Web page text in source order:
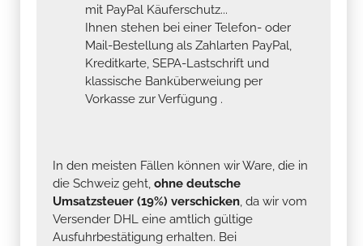
mit PayPal Käuferschutz...
Ihnen stehen bei einer Telefon- oder
Mail-Bestellung als Zahlarten PayPal,
Kreditkarte, SEPA-Lastschrift und
klassische Banküberweiung per
Vorkasse zur Verfügung .
In den meisten Fällen können wir Ware, die in
die Schweiz geht, ohne deutsche
Umsatzsteuer (19%) verschicken, da wir vom
Versender DHL eine amtlich gültige
Ausfuhrbestätigung erhalten. Bei